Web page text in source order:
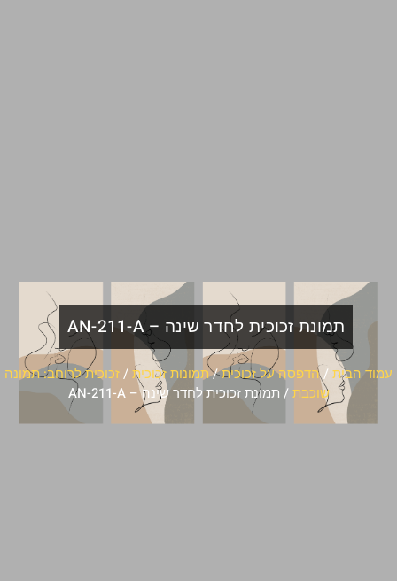
תמונת זכוכית לחדר שינה – AN-211-A
עמוד הבית /הדפסה על זכוכית/תמונות זכוכית/זכוכית לרוחב: תמונה
שוכבת/ תמונת זכוכית לחדר שינה – AN-211-A